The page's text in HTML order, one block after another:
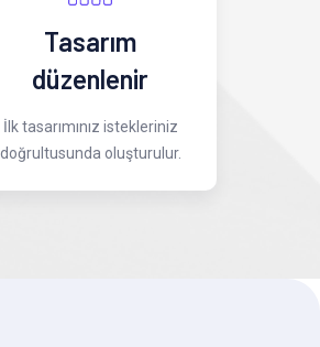
Tasarım
düzenlenir
İlk tasarımınız istekleriniz
doğrultusunda oluşturulur.